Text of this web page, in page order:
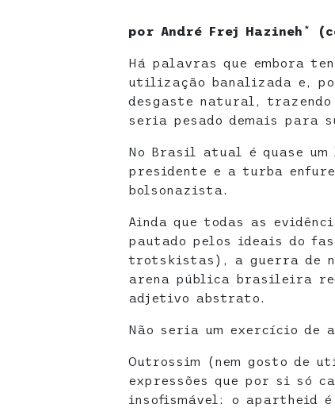
por André Frej Hazineh *
Há palavras que embora
utilização banalizada e,
desgaste natural,
seria pesado demais para
No Brasil atual é quase
presidente e a turba
bolsonazista.
Ainda que todas as
pautado pelos ideais do
trotskistas), a guerra de
arena pública brasileira
adjetivo abstrato.
Não seria um exercício de
Outrossim (nem gosto de
expressões que por si só
insofismável: o apartheid é